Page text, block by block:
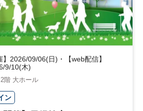
】2026/09/06(日)・【web配信】
9/10(木)
階 大ホール
ン